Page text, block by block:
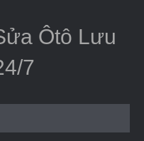
Ôtô Lưu
7